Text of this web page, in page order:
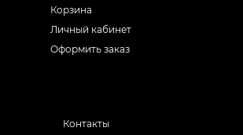
Корзина
Личный кабинет
Оформить заказ
Контакты